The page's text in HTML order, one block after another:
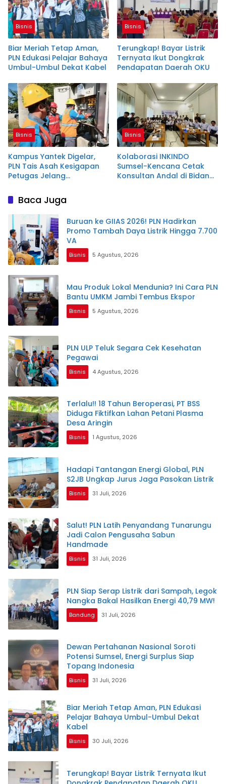
Bisnis
Biar Meriah Tetap Aman,
PLN Edukasi Pelajar Bahaya
Umbul-Umbul Dekat Kabel
Bisnis
Terungkap! Bayar Listrik
Ternyata Ikut Dongkrak
Pendapatan Daerah OKU
Bisnis
Kampus Yantek Digelar,
PLN Tais Asah Kesigapan
Petugas Jelang
Bisnis
Kolaborasi INKINDO
Sumsel-Kencana Cetak
Konsultan Andal di Bidang
Baca Juga
Buruan ke GIIAS 2026! PLN Hadirkan
Promo Tambah Daya Listrik Hingga 7.700
VA
Bisnis 5 Agustus, 2026
Mau Produk Lokal Mendunia? Ini Cara PLN
Bantu UMKM Jambi Tembus Ekspor
Bisnis 5 Agustus, 2026
PLN ULP Teluk Segara Cek Kesehatan
Pegawai
Bisnis 4 Agustus, 2026
Terlalu!! 18 Tahun Beroperasi, PT BSS
Diduga Fiktifkan Lahan Petani Plasma
Desa Aringin
Bisnis 1 Agustus, 2026
Hadapi Tantangan Energi Global, PLN
S2JB Ungkap Jurus Jaga Pasokan Listrik
Bisnis 31 Juli, 2026
Salut! PLN Latih Penyandang Tunarungu
Jadi Calon Pengusaha Sabun
Handmade
Bisnis 31 Juli, 2026
PLN Siap Serap Listrik dari Sampah, Legok
Nangka Bakal Hasilkan Energi 40,79 MW!
Bandung 31 Juli, 2026
Dewan Pertahanan Nasional Soroti
Potensi Sumsel, Energi Surplus Siap
Topang Indonesia
Bisnis 31 Juli, 2026
Biar Meriah Tetap Aman, PLN Edukasi
Pelajar Bahaya Umbul-Umbul Dekat
Kabel
Bisnis 30 Juli, 2026
Terungkap! Bayar Listrik Ternyata Ikut